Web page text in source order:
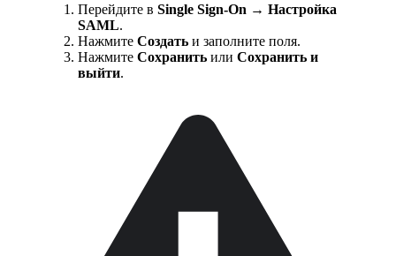
Перейдите в Single Sign-On → Настройка
SAML.
Нажмите Создать и заполните поля.
Нажмите Сохранить или Сохранить и
выйти.